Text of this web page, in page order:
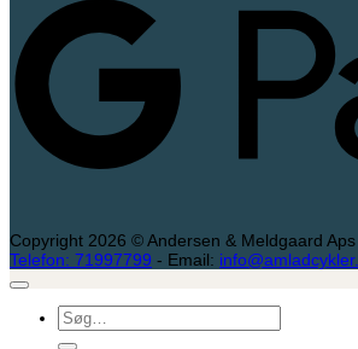
Copyright 2026 © Andersen & Meldgaard
Telefon: 71997799 - Email:
Søg
efter: